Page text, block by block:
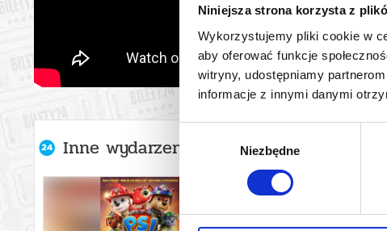
Niniejsza strona korzysta z
Wykorzystujemy pliki cookie w
aby oferować funkcje
witryny, udostępniamy
informacje z innymi danymi
zgody
Niezbędne
Inne wydarzenia organizatora